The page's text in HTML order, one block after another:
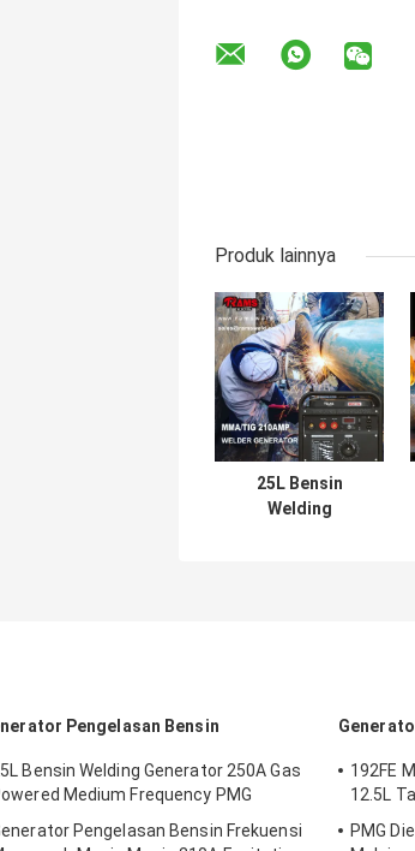
Produk lainnya
25L Bensin
Welding
Pengelasan Bensin
Bensin Welding Generator 250A Gas
Medium Frequency PMG
Pengelasan Bensin Frekuensi
192FE
12.5L
PMG